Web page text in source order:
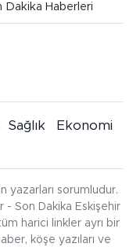
Dakika Haberleri
Sağlık
Ekonomi
yazarları sorumludur.
- Son Dakika Eskişehir
harici linkler ayrı bir
köşe yazıları ve